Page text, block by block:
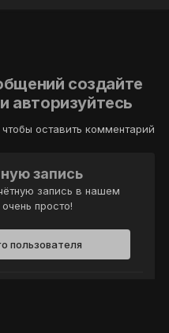
создайте
авторизуйтесь
оставить комментарий
запись
запись в нашем
просто!
пользователя